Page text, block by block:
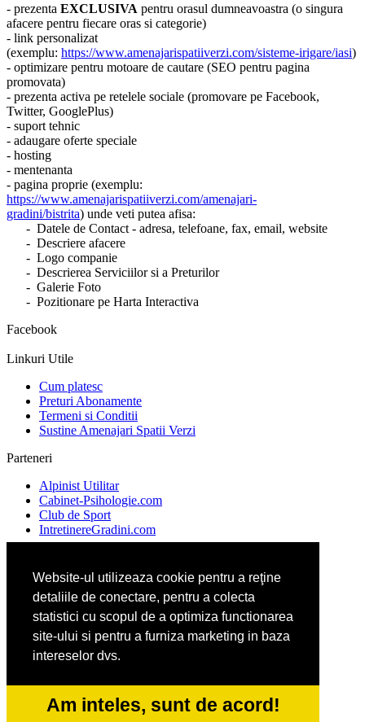
Website-ul utilizeaza cookie pentru a reţine
detaliile de conectare, pentru a colecta
statistici cu scopul de a optimiza functionarea
site-ului si pentru a furniza marketing in baza
intereselor dvs.
Am inteles, sunt de acord!
- prezenta EXCLUSIVA pentru orasul dumneavoastra (o singura
afacere pentru fiecare oras si categorie)
- link personalizat
(exemplu: https://www.amenajarispatiiverzi.com/sisteme-irigare/iasi)
- optimizare pentru motoare de cautare (SEO pentru pagina
promovata)
- prezenta activa pe retelele sociale (promovare pe Facebook,
Twitter, GooglePlus)
- suport tehnic
- adaugare oferte speciale
- hosting
- mentenanta
- pagina proprie (exemplu:
https://www.amenajarispatiiverzi.com/amenajari-
gradini/bistrita) unde veti putea afisa:
- Datele de Contact - adresa, telefoane, fax, email, website
- Descriere afacere
- Logo companie
- Descrierea Serviciilor si a Preturilor
- Galerie Foto
- Pozitionare pe Harta Interactiva
Facebook
Linkuri Utile
Cum platesc
Preturi Abonamente
Termeni si Conditii
Sustine Amenajari Spatii Verzi
Parteneri
Alpinist Utilitar
Cabinet-Psihologie.com
Club de Sport
IntretinereGradini.com
Ambalaje Romania
Apicultorul.com
Cabinet-Individual.ro
CentruInchirieri.ro
FirmaDeratizare.ro
InstructorScoalaAuto.ro
SalonFrizerieCanina.com